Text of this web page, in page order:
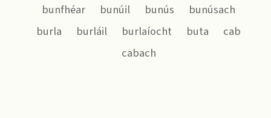
bunfhéar
bunúil bunús
bunúsach
burla
burláil burlaíocht buta
cab
cabach